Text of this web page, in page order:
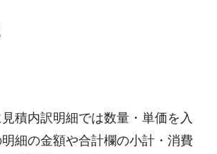
積内訳明細では数量・単価を入
細の金額や合計欄の小計・消費